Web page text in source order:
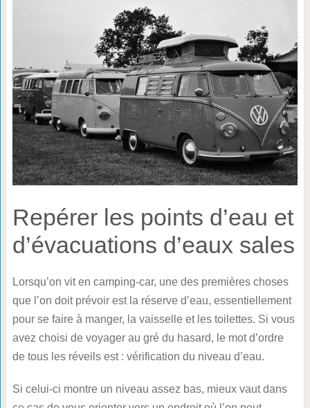
Repérer les points d’eau et
d’évacuations d’eaux sales
Lorsqu’on vit en camping-car, une des premières choses
que l’on doit prévoir est la réserve d’eau, essentiellement
pour se faire à manger, la vaisselle et les toilettes. Si vous
avez choisi de voyager au gré du hasard, le mot d’ordre
de tous les réveils est : vérification du niveau d’eau.
Si celui-ci montre un niveau assez bas, mieux vaut dans